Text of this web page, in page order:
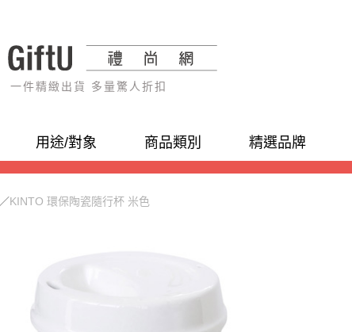
一件精緻出貨 多量驚人折扣
用途/對象 商品類別 精選品牌
／KINTO 環保陶瓷隨行杯 米色